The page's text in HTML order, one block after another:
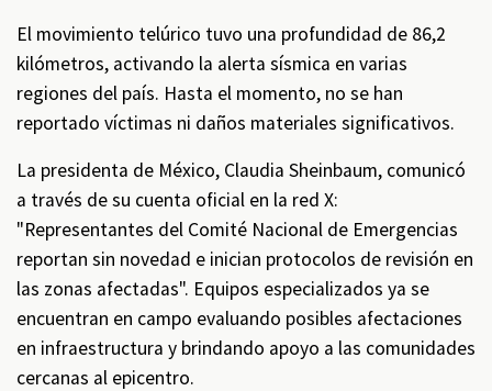
El movimiento telúrico tuvo una profundidad de 86,2
kilómetros, activando la alerta sísmica en varias
regiones del país. Hasta el momento, no se han
reportado víctimas ni daños materiales significativos.
La presidenta de México, Claudia Sheinbaum, comunicó
a través de su cuenta oficial en la red X:
"Representantes del Comité Nacional de Emergencias
reportan sin novedad e inician protocolos de revisión en
las zonas afectadas". Equipos especializados ya se
encuentran en campo evaluando posibles afectaciones
en infraestructura y brindando apoyo a las comunidades
cercanas al epicentro.